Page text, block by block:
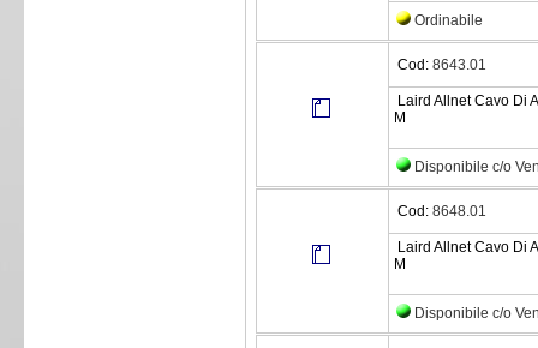
Ordinabile
Cod: 8643.01
Laird Allnet Cavo Di
M
Disponibile c/o
Cod: 8648.01
Laird Allnet Cavo Di
M
Disponibile c/o